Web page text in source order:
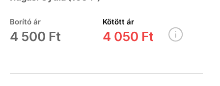
Borító ár
4 500 Ft
Kötött ár
4 050 Ft